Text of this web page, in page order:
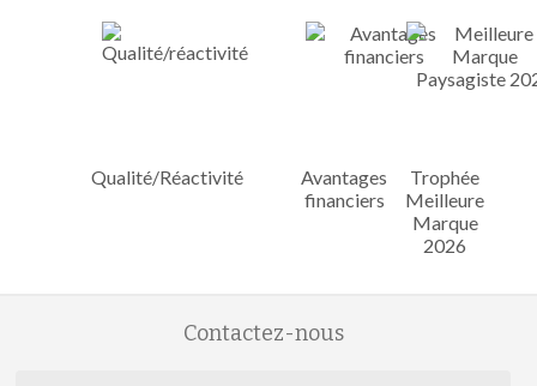
Qualité/Réactivité
Avantages
financiers
Trophée
Meilleure
Marque
2026
Contactez-nous